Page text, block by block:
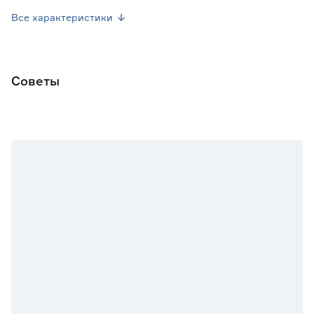
Все характеристики
Советы